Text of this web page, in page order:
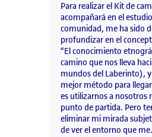
Para realizar el Kit de
acompañará en el
comunidad, me ha sido
profundizar en el
“El conocimiento
camino que nos lleva
mundos del Laberinto),
mejor método para
es utilizarnos a nosotros
punto de partida. Pero
eliminar mi mirada
de ver el entorno que